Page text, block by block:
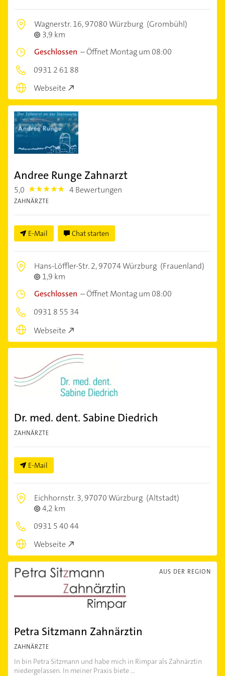
Wagnerstr. 16,97080 Würzburg (Grombühl)
3,9 km
Geschlossen –Öffnet Montag um 08:00
0931 2 61 88
Webseite
Andree Runge Zahnarzt
5,0 5.0 4 Bewertungen
ZAHNÄRZTE
E-Mail Chat starten
Hans-Löffler-Str. 2,97074 Würzburg (Frauenland)
1,9 km
Geschlossen –Öffnet Montag um 08:00
0931 8 55 34
Webseite
Dr. med. dent. Sabine Diedrich
ZAHNÄRZTE
E-Mail
Eichhornstr. 3,97070 Würzburg (Altstadt)
4,2 km
0931 5 40 44
Webseite
AUS DER REGION
Petra Sitzmann Zahnärztin
ZAHNÄRZTE
In bin Petra Sitzmann und habe mich in Rimpar als Zahnärztin
niedergelassen. In meiner Praxis biete ...